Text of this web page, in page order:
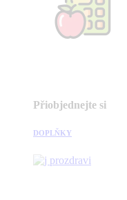
Přiobjednejte si
DOPLŇKY